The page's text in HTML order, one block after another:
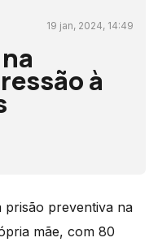
19 jan, 2024, 14:49
à
prisão preventiva na
mãe, com 80